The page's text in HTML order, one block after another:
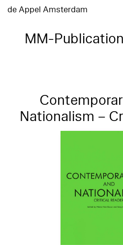
de Appel Amsterdam
MM-
Nationalism –